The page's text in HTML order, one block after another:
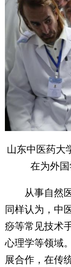
山东中医药大
在为外
从事自然医
同样认为，中
痧等常见技术
心理学等领域
展合作，在传